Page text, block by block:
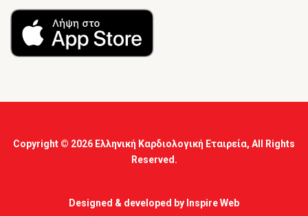
Copyright © 2026 Ελληνική Καρδιολογική Εταιρεία, All Rights
Reserved.
Designed & developed by Inspire Web